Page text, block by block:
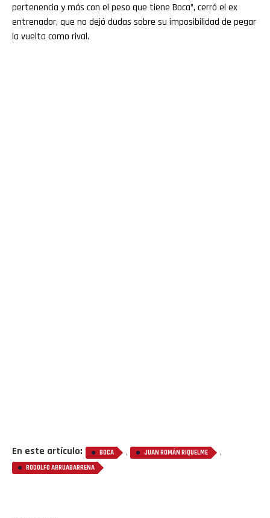
pertenencia y más con el peso que tiene Boca”, cerró el ex
entrenador, que no dejó dudas sobre su imposibilidad de pegar
la vuelta como rival.
En este artículo: BOCA , JUAN ROMÁN RIQUELME ,
RODOLFO ARRUABARRENA